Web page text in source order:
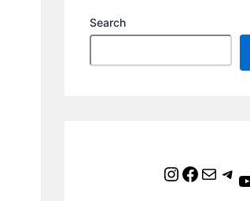
Search
Instagram Facebook Mail Telegram YouTube